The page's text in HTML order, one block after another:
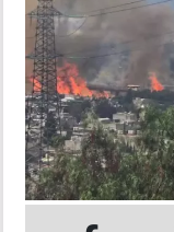
INSÓLITAS
MULTIMEDIA
IMPRESO